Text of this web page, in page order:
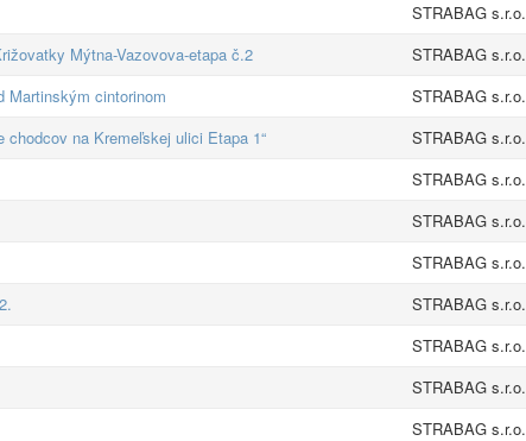
STRABAG s.r.o.
Mýtna-Vazovova-etapa č.2 STRABAG s.r.o.
Martinským cintorinom STRABAG s.r.o.
chodcov na Kremeľskej ulici Etapa 1“ STRABAG s.r.o.
STRABAG s.r.o.
STRABAG s.r.o.
STRABAG s.r.o.
STRABAG s.r.o.
STRABAG s.r.o.
STRABAG s.r.o.
STRABAG s.r.o.